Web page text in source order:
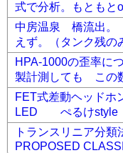
式で分析。もともと
中房温泉 橋流出。
えず。（タンク残の
HPA-1000の歪率に
製計測しても この
FET式差動ヘッド
LED ぺるけstyle
トランスリニア分
PROPOSED